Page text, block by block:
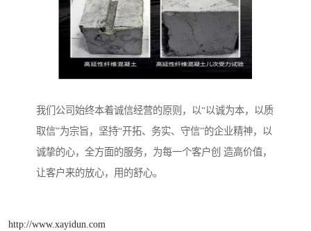
我们公司始终本着诚信经营的原则，以“以诚为本，以质
取信”为宗旨，坚持“开拓、务实、守信”的企业精神，以
诚挚的心，全方面的服务，为每一个客户创 造高价值，
让客户来的放心，用的舒心。
http://www.xayidun.com